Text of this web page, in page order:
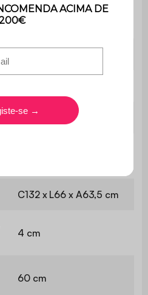
Apenas para uso
doméstico
50 x 90 x 35 cm / 8 kg
C132 x L66 x A63,5 cm
4 cm
60 cm